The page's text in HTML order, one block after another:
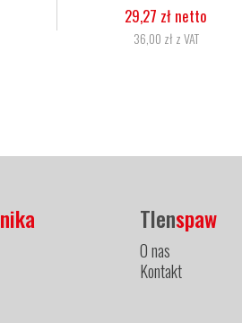
netto 34,15 zł
42,00 zł z
Tlenspaw
O nas
Kontakt